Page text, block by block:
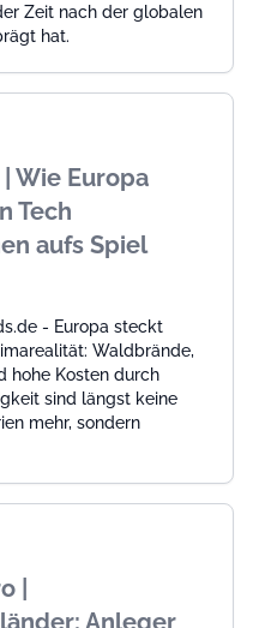
Zeit nach der globalen
hat.
Wie Europa
Tech
aufs Spiel
- Europa steckt
Waldbrände,
hohe Kosten durch
sind längst keine
mehr, sondern
|
Anleger